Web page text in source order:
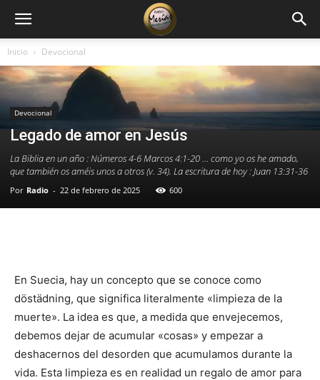
Inicio Devocional
Devocional
Legado de amor en Jesús
La Biblia en un año : Números 4-6 Marcos 4:1-20 … como yo os he amado,
que también os améis unos a otros (v. 34). La escritura de hoy : Juan 13:31-36
Por Radio - 22 de febrero de 2025 600
En Suecia, hay un concepto que se conoce como
döstädning, que significa literalmente «limpieza de la
muerte». La idea es que, a medida que envejecemos,
debemos dejar de acumular «cosas» y empezar a
deshacernos del desorden que acumulamos durante la
vida. Esta limpieza es en realidad un regalo de amor para